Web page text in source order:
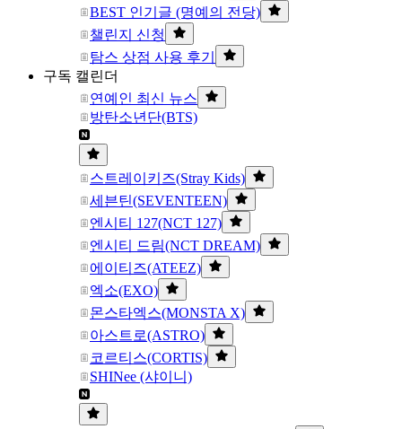
BEST 인기글 (명예의 전당)
챌린지 신청
탐스 상점 사용 후기
구독 캘린더
연예인 최신 뉴스
방탄소년단(BTS)
스트레이키즈(Stray Kids)
세븐틴(SEVENTEEN)
엔시티 127(NCT 127)
엔시티 드림(NCT DREAM)
에이티즈(ATEEZ)
엑소(EXO)
몬스타엑스(MONSTA X)
아스트로(ASTRO)
코르티스(CORTIS)
SHINee (샤이니)